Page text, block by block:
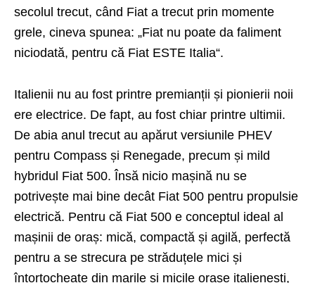
secolul trecut, când Fiat a trecut prin momente
grele, cineva spunea: „Fiat nu poate da faliment
niciodată, pentru că Fiat ESTE Italia“.
Italienii nu au fost printre premianții și pionierii noii
ere electrice. De fapt, au fost chiar printre ultimii.
De abia anul trecut au apărut versiunile PHEV
pentru Compass și Renegade, precum și mild
hybridul Fiat 500. Însă nicio mașină nu se
potrivește mai bine decât Fiat 500 pentru propulsie
electrică. Pentru că Fiat 500 e conceptul ideal al
mașinii de oraș: mică, compactă și agilă, perfectă
pentru a se strecura pe străduțele mici și
întortocheate din marile și micile orașe italienești,